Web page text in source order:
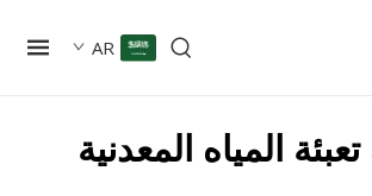
AR
المياه المعدنية